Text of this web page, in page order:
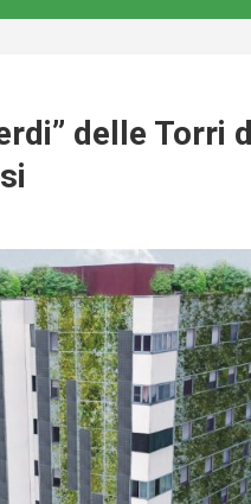
delle Torri